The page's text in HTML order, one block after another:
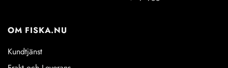
OM FISKA.NU
Kundtjänst